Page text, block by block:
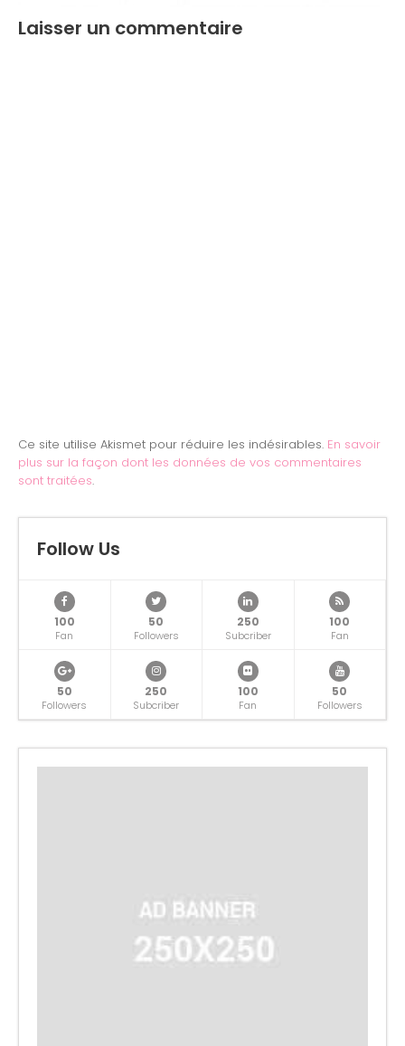
Laisser un commentaire
Ce site utilise Akismet pour réduire les indésirables. En savoir
plus sur la façon dont les données de vos commentaires
sont traitées.
Follow Us
100
Fan
50
Followers
250
Subcriber
100
Fan
50
Followers
250
Subcriber
100
Fan
50
Followers